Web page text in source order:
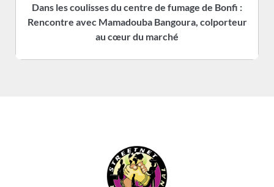
Dans les coulisses du centre de fumage de Bonfi :
Rencontre avec Mamadouba Bangoura, colporteur
au cœur du marché